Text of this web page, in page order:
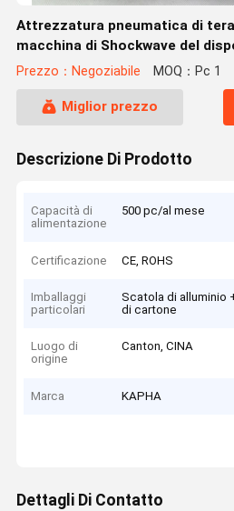
Attrezzatura pneumatica di
macchina di Shockwave del
sollievo dal dolore
Prezzo：Negoziabile MOQ：Pc 1
Miglior prezzo
Descrizione Di Prodotto
Capacità di
alimentazione
500 pc/al mese
Certificazione CE, ROHS
Imballaggi
particolari
Scatola di alluminio
di cartone
Luogo di
origine
Canton, CINA
Marca KAPHA
Dettagli Di Contatto